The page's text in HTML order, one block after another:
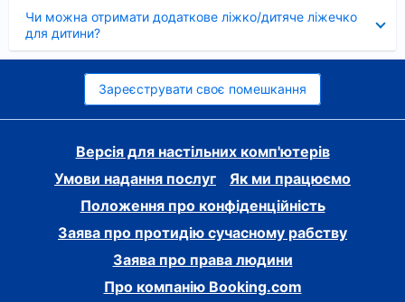
Чи можна отримати додаткове ліжко/дитяче ліжечко
для дитини?
Зареєструвати своє помешкання
Версія для настільних комп'ютерів
Умови надання послуг
Як ми працюємо
Положення про конфіденційність
Заява про протидію сучасному рабству
Заява про права людини
Про компанію Booking.com